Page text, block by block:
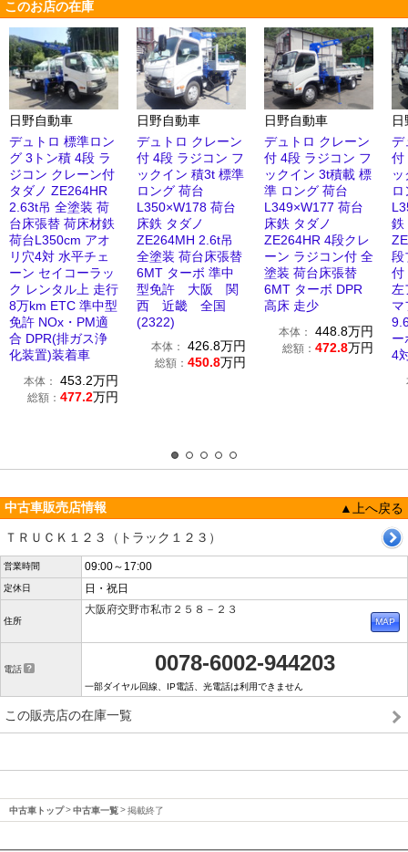
このお店の在庫
日野自動車
デュトロ 標準ロン
グ 3トン積 4段 ラ
ジコン クレーン付
タダノ ZE264HR
2.63t吊 全塗装 荷
台床張替 荷床材鉄
荷台L350cm アオ
リ穴4対 水平チェ
ーン セイコーラッ
ク レンタル上 走行
8万km ETC 準中型
免許 NOx・PM適
合 DPR(排ガス浄
化装置)装着車
本体： 453.2万円
総額： 477.2万円
日野自動車
デュトロ クレーン
付 4段 ラジコン フ
ックイン 積3t 標準
ロング 荷台
L350×W178 荷台
床鉄 タダノ
ZE264MH 2.6t吊
全塗装 荷台床張替
6MT ターボ 準中
型免許 大阪 関
西 近畿 全国
(2322)
本体： 426.8万円
総額： 450.8万円
日野自動車
デュトロ クレーン
付 4段 ラジコン フ
ックイン 3t積載 標
準 ロング 荷台
L349×W177 荷台
床鉄 タダノ
ZE264HR 4段クレ
ーン ラジコン付 全
塗装 荷台床張替
6MT ターボ DPR
高床 走少
本体： 448.8万円
総額： 472.8万円
デ
付
鉄
段
付
左
マ
ー
4
中古車販売店情報
▲上へ戻る
ＴＲＵＣＫ１２３（トラック１２３）
営業時間 09:00～17:00
定休日 日・祝日
住所
大阪府交野市私市２５８－２３
電話 0078-6002-944203
一部ダイヤル回線、IP電話、光電話は利用できません
この販売店の在庫一覧
中古車トップ 中古車一覧 掲載終了